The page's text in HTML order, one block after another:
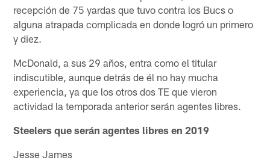
recepción de 75 yardas que tuvo contra los Bucs o
alguna atrapada complicada en donde logró un primero
y diez.
McDonald, a sus 29 años, entra como el titular
indiscutible, aunque detrás de él no hay mucha
experiencia, ya que los otros dos TE que vieron
actividad la temporada anterior serán agentes libres.
Steelers que serán agentes libres en 2019
Jesse James